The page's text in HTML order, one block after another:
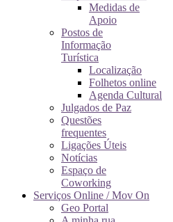
Medidas de
Apoio
Postos de
Informação
Turística
Localização
Folhetos online
Agenda Cultural
Julgados de Paz
Questões
frequentes
Ligações Úteis
Notícias
Espaço de
Coworking
Serviços Online / Mov On
Geo Portal